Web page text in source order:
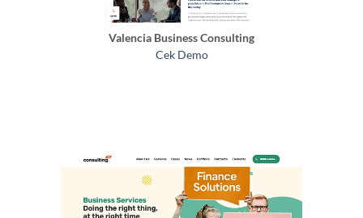
Valencia Business Consulting
Cek Demo